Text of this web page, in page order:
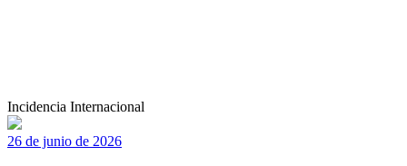
Incidencia Internacional
26 de junio de 2026